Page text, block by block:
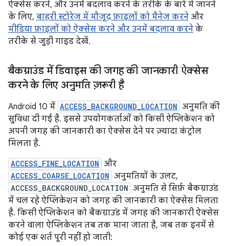
ऐक्सेस करने, और उनमें बदलाव करने के तरीके के बारे में जानने
के लिए, बाहरी स्टोरेज में मौजूद फ़ाइलों को मैनेज करने और
मीडिया फ़ाइलों को ऐक्सेस करने और उनमें बदलाव करने के
तरीके से जुड़ी गाइड देखें.
बैकग्राउंड में डिवाइस की जगह की जानकारी ऐक्सेस
करने के लिए अनुमति ज़रूरी है
Android 10 में ACCESS_BACKGROUND_LOCATION अनुमति की
सुविधा दी गई है. इससे उपयोगकर्ताओं को किसी ऐप्लिकेशन को
अपनी जगह की जानकारी का ऐक्सेस देने पर ज़्यादा कंट्रोल
मिलता है.
ACCESS_FINE_LOCATION और
ACCESS_COARSE_LOCATION अनुमतियों के उलट,
ACCESS_BACKGROUND_LOCATION अनुमति से सिर्फ़ बैकग्राउंड
में चल रहे ऐप्लिकेशन को जगह की जानकारी का ऐक्सेस मिलता
है. किसी ऐप्लिकेशन को बैकग्राउंड में जगह की जानकारी ऐक्सेस
करने वाला ऐप्लिकेशन तब तक माना जाता है, जब तक इनमें से
कोई एक शर्त पूरी नहीं हो जाती: